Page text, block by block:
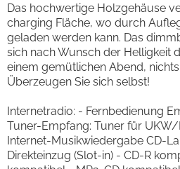
Das hochwertige Holzgehäuse
charging Fläche, wo durch
geladen werden kann. Das
sich nach Wunsch der Helligkeit
einem gemütlichen Abend,
Überzeugen Sie sich selbst!
Internetradio: - Fernbedienung
Tuner-Empfang: Tuner für UKW/
Internet-Musikwiedergabe CD-
Direkteinzug (Slot-in) - CD-R